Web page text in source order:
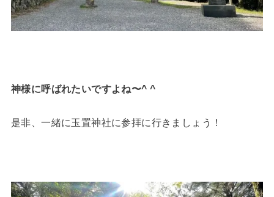
神様に呼ばれたいですよね〜^ ^
是非、一緒に玉置神社に参拝に行きましょう！